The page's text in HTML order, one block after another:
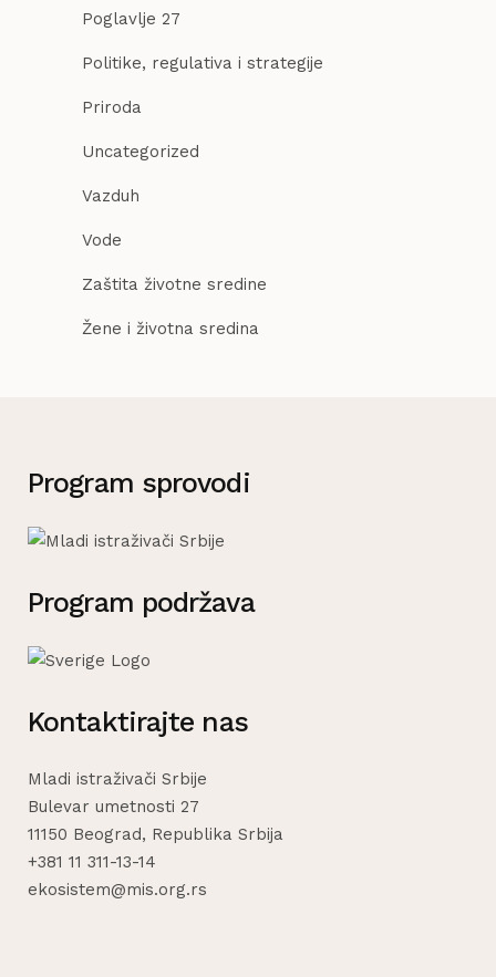
Poglavlje 27
Politike, regulativa i strategije
Priroda
Uncategorized
Vazduh
Vode
Zaštita životne sredine
Žene i životna sredina
Program sprovodi
Program podržava
Kontaktirajte nas
Mladi istraživači Srbije
Bulevar umetnosti 27
11150 Beograd, Republika Srbija
+381 11 311-13-14
ekosistem@mis.org.rs